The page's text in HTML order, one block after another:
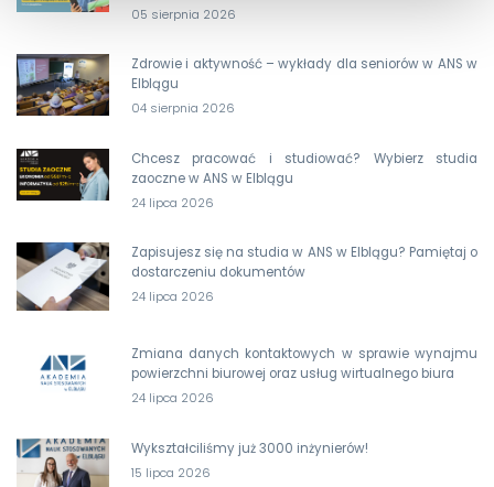
05 sierpnia 2026
Zdrowie i aktywność – wykłady dla seniorów w ANS w
Elblągu
04 sierpnia 2026
Chcesz pracować i studiować? Wybierz studia
zaoczne w ANS w Elblągu
24 lipca 2026
Zapisujesz się na studia w ANS w Elblągu? Pamiętaj o
dostarczeniu dokumentów
24 lipca 2026
Zmiana danych kontaktowych w sprawie wynajmu
powierzchni biurowej oraz usług wirtualnego biura
24 lipca 2026
Wykształciliśmy już 3000 inżynierów!
15 lipca 2026